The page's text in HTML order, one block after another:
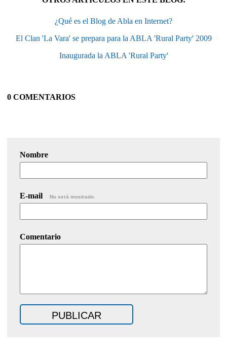
¿Qué es el Blog de Abla en Internet?
El Clan 'La Vara' se prepara para la ABLA 'Rural Party' 2009
Inaugurada la ABLA 'Rural Party'
0 COMENTARIOS
Nombre
E-mail No será mostrado.
Comentario